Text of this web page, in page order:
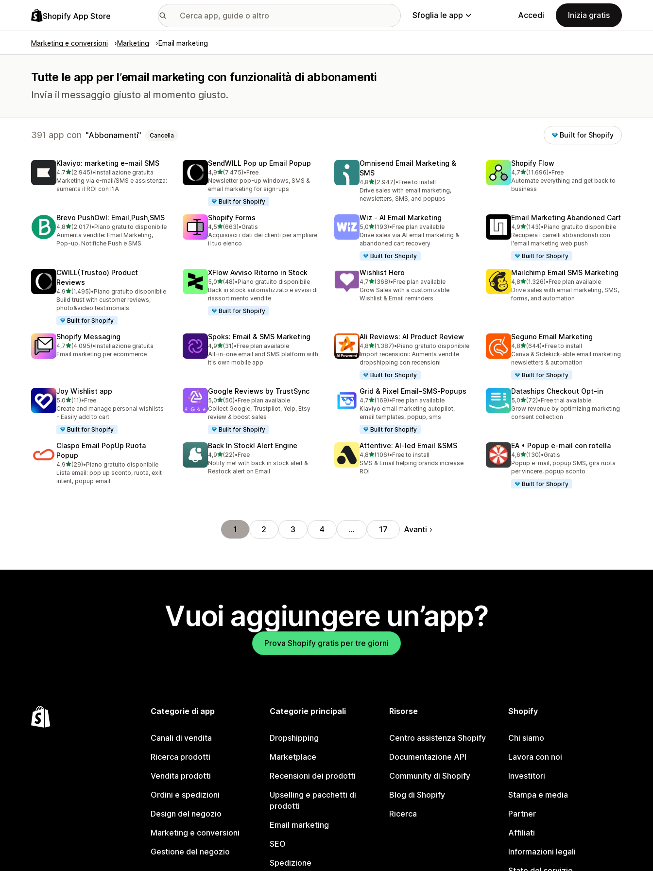
Shopify App Store Sfoglia le app Accedi Inizia gratis
Marketing e conversioni Marketing Email marketing
Tutte le app per l’email marketing con funzionalità di abbonamenti
Invia il messaggio giusto al momento giusto.
391 app con Abbonamenti Cancella Built for Shopify
Klaviyo: marketing e‑mail SMS
4,7stelle su 5
(2.945)
2945 recensioni totali
•Installazione gratuita
Marketing via e-mail/SMS e assistenza:
aumenta il ROI con l'IA
SendWILL Pop up Email Popup
4,9stelle su 5
(7.475)
7475 recensioni totali
•Free
Newsletter pop-up windows, SMS &
email marketing for sign-ups
Built for Shopify
Omnisend Email Marketing &
SMS
4,8stelle su 5
(2.947)
2947 recensioni totali
•Free to install
Drive sales with email marketing,
newsletters, SMS, and popups
Shopify Flow
4,7stelle su 5
(11.696)
11696 recensioni totali
•Free
Automate everything and get back to
business
Brevo PushOwl: Email,Push,SMS
4,8stelle su 5
(2.017)
2017 recensioni totali
•Piano gratuito disponibile
Aumenta vendite: Email Marketing,
Pop-up, Notifiche Push e SMS
Shopify Forms
4,5stelle su 5
(663)
663 recensioni totali
•Gratis
Acquisisci i dati dei clienti per ampliare
il tuo elenco
Wiz ‑ AI Email Marketing
5,0stelle su 5
(193)
193 recensioni totali
•Free plan available
Drive sales via AI email marketing &
abandoned cart recovery
Built for Shopify
Email Marketing Abandoned Cart
4,9stelle su 5
(143)
143 recensioni totali
•Piano gratuito disponibile
Recupera i carrelli abbandonati con
l'email marketing web push
Built for Shopify
CWILL(Trustoo) Product
Reviews
4,9stelle su 5
(1.495)
1495 recensioni totali
•Piano gratuito disponibile
Build trust with customer reviews,
photo&video testimonials.
Built for Shopify
XFlow Avviso Ritorno in Stock
5,0stelle su 5
(48)
48 recensioni totali
•Piano gratuito disponibile
Back in stock automatizzato e avvisi di
riassortimento vendite
Built for Shopify
Wishlist Hero
4,7stelle su 5
(368)
368 recensioni totali
•Free plan available
Grow Sales with a customizable
Wishlist & Email reminders
Mailchimp Email SMS Marketing
4,8stelle su 5
(1.326)
1326 recensioni totali
•Free plan available
Drive sales with email marketing, SMS,
forms, and automation
Shopify Messaging
4,7stelle su 5
(4.095)
4095 recensioni totali
•Installazione gratuita
Email marketing per ecommerce
Spoks: Email & SMS Marketing
4,9stelle su 5
(31)
31 recensioni totali
•Free plan available
All-in-one email and SMS platform with
it's own mobile app
Ali Reviews: AI Product Review
4,8stelle su 5
(1.387)
1387 recensioni totali
•Piano gratuito disponibile
Import recensioni: Aumenta vendite
dropshipping con recensioni
Built for Shopify
Seguno Email Marketing
4,8stelle su 5
(644)
644 recensioni totali
•Free to install
Canva & Sidekick-able email marketing
newsletters & automation
Built for Shopify
Joy Wishlist app
5,0stelle su 5
(11)
11 recensioni totali
•Free
Create and manage personal wishlists
- Easily add to cart
Built for Shopify
Google Reviews by TrustSync
5,0stelle su 5
(50)
50 recensioni totali
•Free plan available
Collect Google, Trustpilot, Yelp, Etsy
review & boost sales
Built for Shopify
Grid & Pixel Email‑SMS‑Popups
4,7stelle su 5
(169)
169 recensioni totali
•Free plan available
Klaviyo email marketing autopilot,
email templates, popup, sms
Built for Shopify
Dataships Checkout Opt‑in
5,0stelle su 5
(72)
72 recensioni totali
•Free trial available
Grow revenue by optimizing marketing
consent collection
Claspo Email PopUp Ruota
Popup
4,9stelle su 5
(29)
29 recensioni totali
•Piano gratuito disponibile
Lista email: pop up sconto, ruota, exit
intent, popup email
Back In Stock! Alert Engine
4,9stelle su 5
(22)
22 recensioni totali
•Free
Notify me! with back in stock alert &
Restock alert on Email
Attentive: AI‑led Email &SMS
4,8stelle su 5
(106)
106 recensioni totali
•Free to install
SMS & Email helping brands increase
ROI
EA • Popup e‑mail con rotella
4,6stelle su 5
(130)
130 recensioni totali
•Gratis
Popup e-mail, popup SMS, gira ruota
per vincere, popup sconto
Built for Shopify
1 2 3 4 … 17 Avanti
Vuoi aggiungere un’app?
Prova Shopify gratis per tre giorni
Categorie di app
Canali di vendita
Ricerca prodotti
Vendita prodotti
Ordini e spedizioni
Design del negozio
Marketing e conversioni
Gestione del negozio
Categorie principali
Dropshipping
Marketplace
Recensioni dei prodotti
Upselling e pacchetti di
prodotti
Email marketing
SEO
Spedizione
Risorse
Centro assistenza Shopify
Documentazione API
Community di Shopify
Blog di Shopify
Ricerca
Shopify
Chi siamo
Lavora con noi
Investitori
Stampa e media
Partner
Affiliati
Informazioni legali